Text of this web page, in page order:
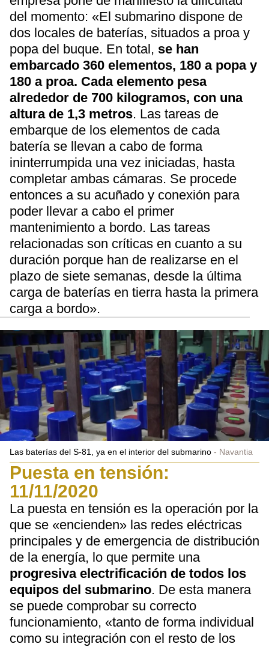
del momento: «El submarino dispone de
dos locales de baterías, situados a proa y
popa del buque. En total, se han
embarcado 360 elementos, 180 a popa y
180 a proa. Cada elemento pesa
alrededor de 700 kilogramos, con una
altura de 1,3 metros. Las tareas de
embarque de los elementos de cada
batería se llevan a cabo de forma
ininterrumpida una vez iniciadas, hasta
completar ambas cámaras. Se procede
entonces a su acuñado y conexión para
poder llevar a cabo el primer
mantenimiento a bordo. Las tareas
relacionadas son críticas en cuanto a su
duración porque han de realizarse en el
plazo de siete semanas, desde la última
carga de baterías en tierra hasta la primera
carga a bordo».
Las baterías del S-81, ya en el interior del submarino Navantia
Puesta en tensión:
11/11/2020
La puesta en tensión es la operación por la
que se «encienden» las redes eléctricas
principales y de emergencia de distribución
de la energía, lo que permite una
progresiva electrificación de todos los
equipos del submarino. De esta manera
se puede comprobar su correcto
funcionamiento, «tanto de forma individual
como su integración con el resto de los